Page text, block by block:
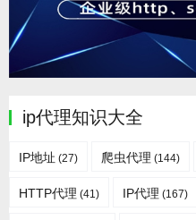
ip代理知识大全
IP地址 (27) 爬虫代理 (144)
HTTP代理 (41) IP代理 (167)